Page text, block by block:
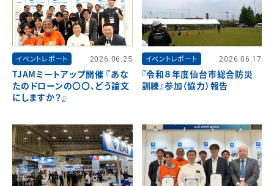
イベントレポート 2026.06.25
TJAMミートアップ開催 『あな
たのドローンの〇〇、どう論文
にしますか？』
イベントレポート 2026.06.17
『令和８年度仙台市総合防災
訓練』参加（協力）報告